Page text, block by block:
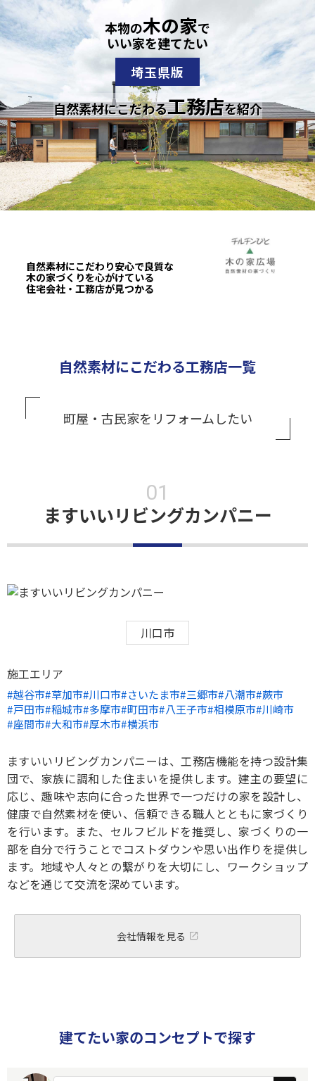
本物の木の家で
いい家を建てたい
埼玉県版
自然素材にこだわる工務店を紹介
自然素材にこだわり安心で良質な
木の家づくりを心がけている
住宅会社・工務店が見つかる
自然素材にこだわる工務店一覧
町屋・古民家をリフォームしたい
ますいいリビングカンパニー
川口市
施工エリア
越谷市 草加市 川口市 さいたま市 三郷市 八潮市 蕨市
戸田市 稲城市 多摩市 町田市 八王子市 相模原市 川崎市
座間市 大和市 厚木市 横浜市
ますいいリビングカンパニーは、工務店機能を持つ設計集
団で、家族に調和した住まいを提供します。建主の要望に
応じ、趣味や志向に合った世界で一つだけの家を設計し、
健康で自然素材を使い、信頼できる職人とともに家づくり
を行います。また、セルフビルドを推奨し、家づくりの一
部を自分で行うことでコストダウンや思い出作りを提供し
ます。地域や人々との繋がりを大切にし、ワークショップ
などを通じて交流を深めています。
会社情報を見る
建てたい家のコンセプトで探す